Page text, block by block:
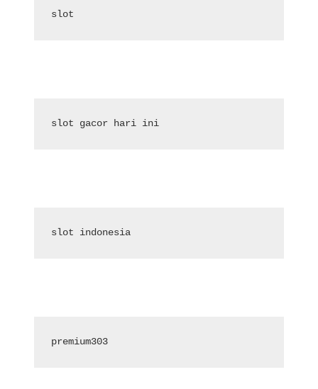
slot
slot gacor hari ini
slot indonesia
premium303